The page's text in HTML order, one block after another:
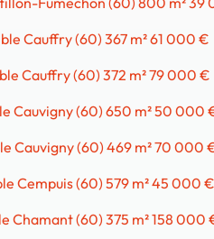
Cauffry (60) 367 m² 61 000 €
Cauffry (60) 372 m² 79 000 €
Cauvigny (60) 650 m² 50 000
Cauvigny (60) 469 m² 70 000
Cempuis (60) 579 m² 45 000 €
Chamant (60) 375 m² 158 000